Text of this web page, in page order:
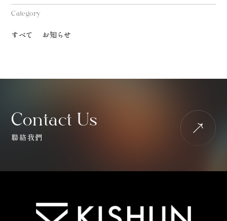
Category
すべて お知らせ
Contact Us
聯絡我們